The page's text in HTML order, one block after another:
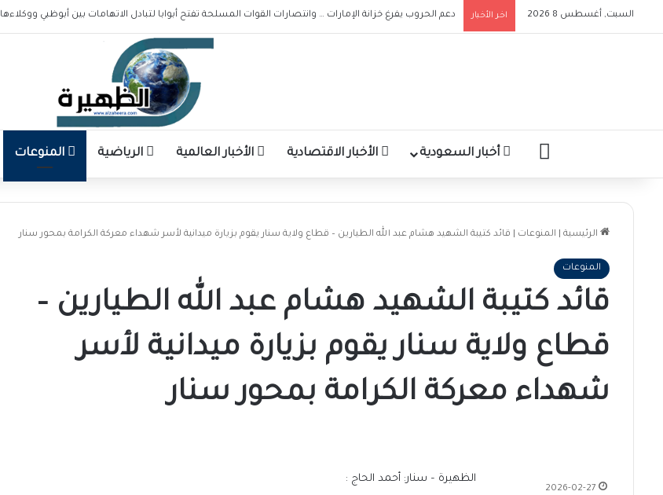
السبت, أغسطس 8 2026 اخر الأخبار دعم الحروب يفرغ خزانة الإمارات … وانتصارات القوات المسلحة تفتح أبوابا لتبادل الاتهامات بين أبوظبي ووكلاءها
الرئيسيةأخبار السعودية الأخبار الاقتصادية الأخبار العالمية الرياضية المنوعات
الرئيسية المنوعات قائد كتيبة الشهيد هشام عبد الله الطيارين – قطاع ولاية سنار يقوم بزيارة ميدانية لأسر شهداء معركة الكرامة بمحور سنار
المنوعات
قائد كتيبة الشهيد هشام عبد الله الطيارين –
قطاع ولاية سنار يقوم بزيارة ميدانية لأسر
شهداء معركة الكرامة بمحور سنار
الظهيرة – سنار: أحمد الحاج :
2026-02-27